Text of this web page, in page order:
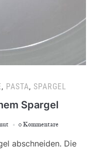
, PASTA, SPARGEL
Spargel
0 Kommentare
abschneiden. Die